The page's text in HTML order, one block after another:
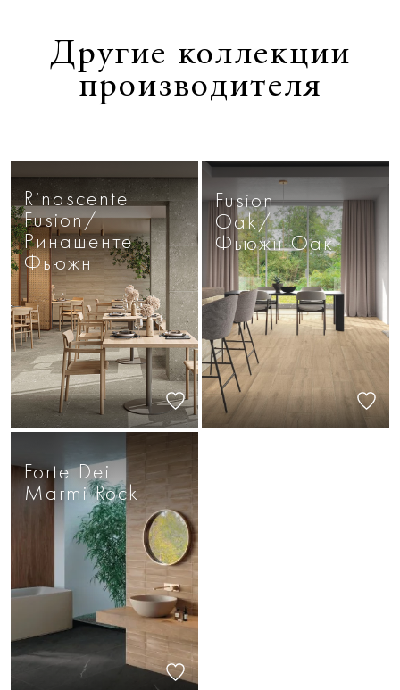
Другие коллекции
производителя
Rinascente
Fusion/
Ринашенте
Фьюжн
Fusion
Oak/
Фьюжн Оак
Forte Dei
Marmi Rock